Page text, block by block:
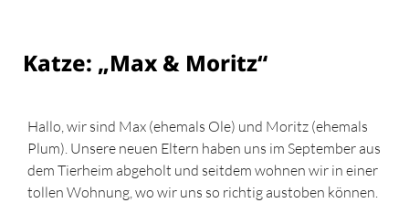
Katze: „Max & Moritz“
Hallo, wir sind Max (ehemals Ole) und Moritz (ehemals
Plum). Unsere neuen Eltern haben uns im September aus
dem Tierheim abgeholt und seitdem wohnen wir in einer
tollen Wohnung, wo wir uns so richtig austoben können.